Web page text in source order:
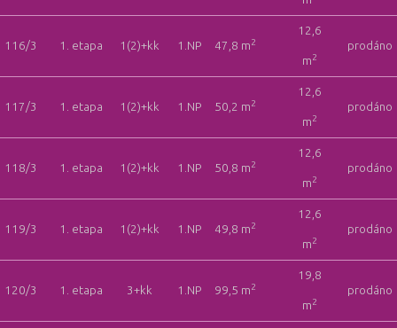
116/3 1. etapa 1(2)+kk 1.NP 47,8 m2
12,6
m2
prodáno
117/3 1. etapa 1(2)+kk 1.NP 50,2 m2
12,6
m2
prodáno
118/3 1. etapa 1(2)+kk 1.NP 50,8 m2
12,6
m2
prodáno
119/3 1. etapa 1(2)+kk 1.NP 49,8 m2
12,6
m2
prodáno
120/3 1. etapa 3+kk 1.NP 99,5 m2
19,8
m2
prodáno